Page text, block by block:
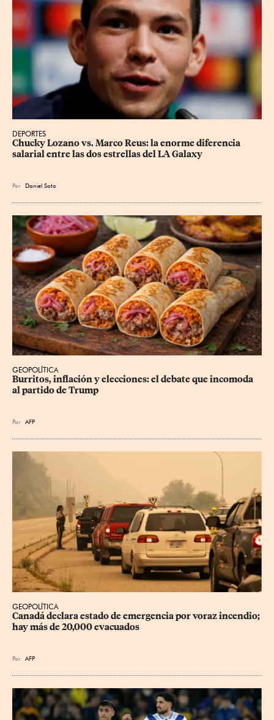
DEPORTES
Chucky Lozano vs. Marco Reus: la enorme diferencia
salarial entre las dos estrellas del LA Galaxy
Por Daniel Soto
GEOPOLÍTICA
Burritos, inflación y elecciones: el debate que incomoda
al partido de Trump
Por AFP
GEOPOLÍTICA
Canadá declara estado de emergencia por voraz incendio;
hay más de 20,000 evacuados
Por AFP